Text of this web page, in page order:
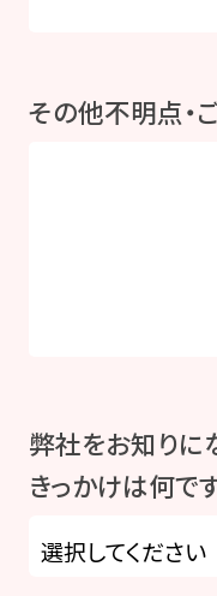
その他不明点・
弊社をお知りに
きっかけは何で